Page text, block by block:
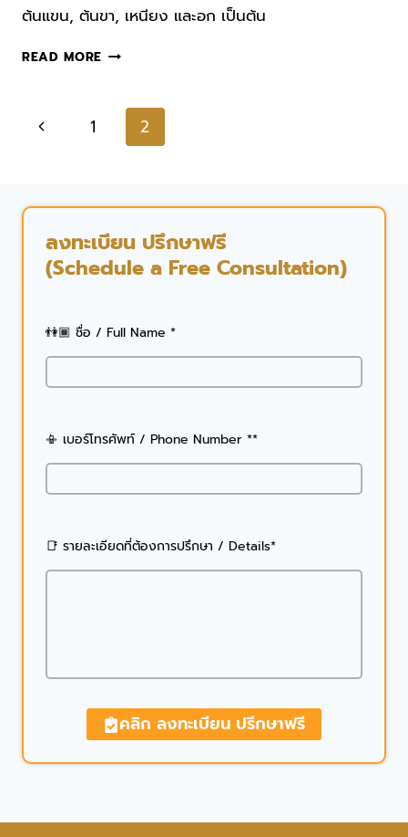
ต้นแขน, ต้นขา, เหนียง และอก เป็นต้น
READ MORE ดูด
ไขข้อ
หมอ
Page
navigation
Previous
1 2
ลงทะเบียน ปรึกษาฟรี
(Schedule a Free Consultation)
👫🏾 ชื่อ / Full Name *
📳 เบอร์โทรศัพท์ / Phone Number **
📑 รายละเอียดที่ต้องการปรึกษา / Details*
คลิก ลงทะเบียน ปรึกษาฟรี